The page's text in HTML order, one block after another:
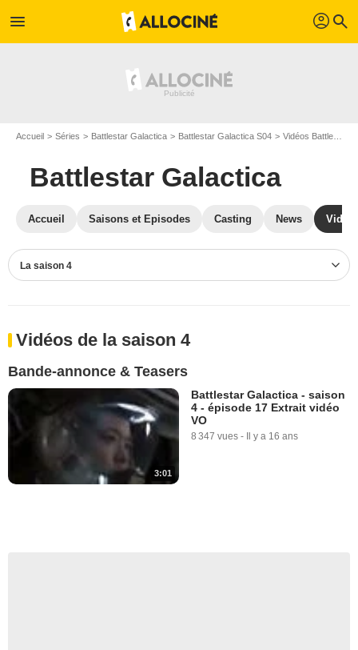
menu profil search
Accueil Séries Battlestar Galactica Battlestar Galactica S04 Vidéos Battlestar Galactica
Battlestar Galactica
Accueil Saisons et Episodes Casting News
La saison 4
Vidéos de la saison 4
Bande-annonce & Teasers
3:01
Battlestar Galactica - saison
4 - épisode 17 Extrait vidéo
VO
8 347 vues - Il y a 16 ans